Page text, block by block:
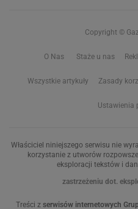
Copyright ©
O Nas Staże u nas
Wszystkie artykuły Zasady
Ustawienia
Właściciel niniejszego serwisu nie
korzystanie z utworów
eksploracji tekstów i
zastrzeżeniu dot.
Treści z serwisów internetowych